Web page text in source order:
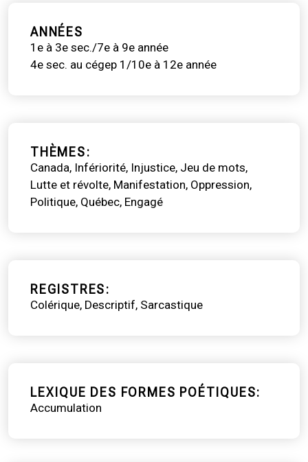
ANNÉES
1e à 3e sec./7e à 9e année
4e sec. au cégep 1/10e à 12e année
THÈMES
Canada Infériorité Injustice Jeu de mots
Lutte et révolte Manifestation Oppression
Politique Québec Engagé
REGISTRES
Colérique Descriptif Sarcastique
LEXIQUE DES FORMES POÉTIQUES
Accumulation